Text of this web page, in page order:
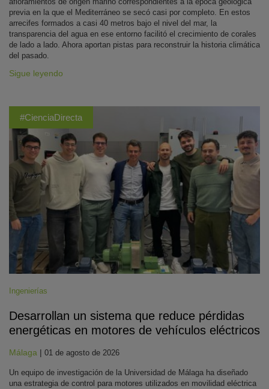
previa en la que el Mediterráneo se secó casi por completo. En estos
arrecifes formados a casi 40 metros bajo el nivel del mar, la
transparencia del agua en ese entorno facilitó el crecimiento de corales
de lado a lado. Ahora aportan pistas para reconstruir la historia climática
del pasado.
Sigue leyendo
#CienciaDirecta
Ingenierías
Desarrollan un sistema que reduce pérdidas
energéticas en motores de vehículos eléctricos
Málaga | 01 de agosto de 2026
Un equipo de investigación de la Universidad de Málaga ha diseñado
una estrategia de control para motores utilizados en movilidad eléctrica